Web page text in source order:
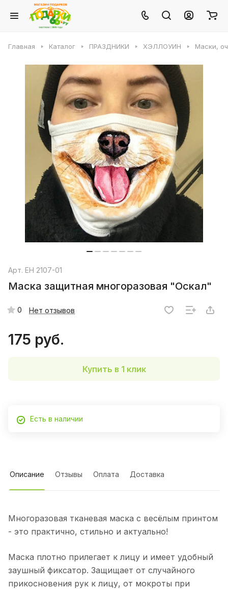
Главная Каталог ПРАЗДНИКИ ХЭЛЛОУИН Маски,
Арт. EH 2107-01
Маска защитная многоразовая "Оскал"
0 Нет отзывов
175 руб.
Купить в 1 клик
Есть в наличии
Описание Отзывы Оплата Доставка
Многоразовая тканевая маска с весёлым принтом
- это практично, стильно и актуально!
Маска плотно прилегает к лицу и имеет удобный
заушный фиксатор. Защищает от случайного
прикосновения рук к лицу, от мокроты при